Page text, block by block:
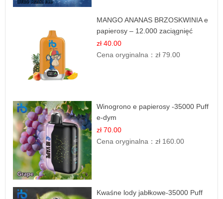
MANGO ANANAS BRZOSKWINIA e
papierosy – 12.000 zaciągnięć
zł 40.00
Cena oryginalna：zł 79.00
Winogrono e papierosy -35000 Puff
e-dym
zł 70.00
Cena oryginalna：zł 160.00
Kwaśne lody jabłkowe-35000 Puff